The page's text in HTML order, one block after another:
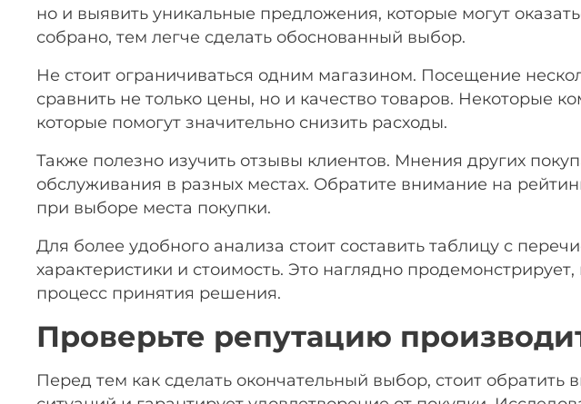
но и выявить уникальные предложения, которые могут
собрано, тем легче сделать обоснованный выбор.
Не стоит ограничиваться одним магазином. Посещение
сравнить не только цены, но и качество товаров. Некоторые
которые помогут значительно снизить расходы.
Также полезно изучить отзывы клиентов. Мнения других
обслуживания в разных местах. Обратите внимание на
при выборе места покупки.
Для более удобного анализа стоит составить таблицу с
характеристики и стоимость. Это наглядно
процесс принятия решения.
Проверьте репутацию
Перед тем как сделать окончательный выбор, стоит